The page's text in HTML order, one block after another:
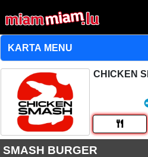
CHICKEN
SMASH BURGER